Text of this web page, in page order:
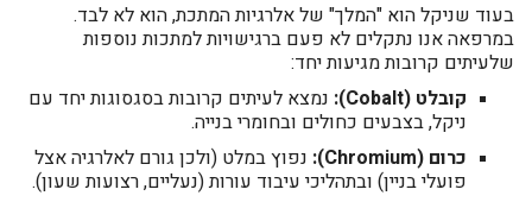
בעוד שניקל הוא "המלך" של אלרגיות המתכת, הוא לא לבד.
במרפאה אנו נתקלים לא פעם ברגישויות למתכות נוספות
שלעיתים קרובות מגיעות יחד:
קובלט (Cobalt):
נמצא לעיתים קרובות בסגסוגות יחד עם
ניקל, בצבעים כחולים ובחומרי בנייה.
כרום (Chromium):
נפוץ במלט (ולכן גורם לאלרגיה אצל
פועלי בניין) ובתהליכי עיבוד עורות (נעליים, רצועות שעון).